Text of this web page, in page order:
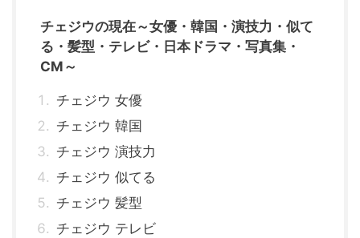
チェジウの現在～女優・韓国・演技力・似て
る・髪型・テレビ・日本ドラマ・写真集・
CM～
チェジウ 女優
チェジウ 韓国
チェジウ 演技力
チェジウ 似てる
チェジウ 髪型
チェジウ テレビ